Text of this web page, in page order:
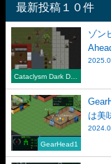
最新投稿１０件
Cataclysm Dark Day
s Ahead
ゾン
GearHead1
は美